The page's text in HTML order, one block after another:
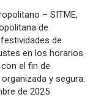
– SITME,
de
de
en los horarios
el fin de
y segura.
de 2025